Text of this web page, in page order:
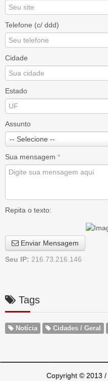
Telefone (c/ ddd)
Cidade
Estado
Assunto
-- Selecione --
Sua mensagem *
Repita o texto:
Enviar Mensagem
Seu IP: 216.73.216.146
Tags
Notícia Cidades / Geral
Copyright © 2013